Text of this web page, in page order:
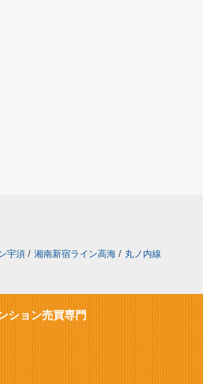
宇須 / 湘南新宿ライン高海 / 丸ノ内線
ション売買専門